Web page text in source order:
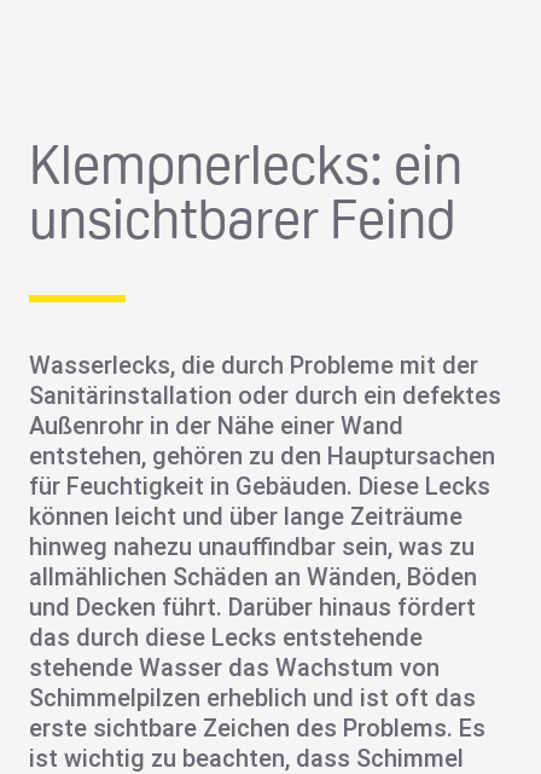
Klempnerlecks: ein
unsichtbarer Feind
Wasserlecks, die durch Probleme mit der
Sanitärinstallation oder durch ein defektes
Außenrohr in der Nähe einer Wand
entstehen, gehören zu den Hauptursachen
für Feuchtigkeit in Gebäuden. Diese Lecks
können leicht und über lange Zeiträume
hinweg nahezu unauffindbar sein, was zu
allmählichen Schäden an Wänden, Böden
und Decken führt. Darüber hinaus fördert
das durch diese Lecks entstehende
stehende Wasser das Wachstum von
Schimmelpilzen erheblich und ist oft das
erste sichtbare Zeichen des Problems. Es
ist wichtig zu beachten, dass Schimmel